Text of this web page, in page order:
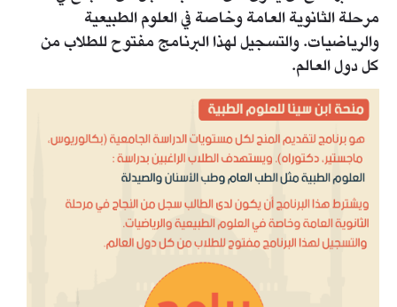
مرحلة الثانوية العامة وخاصة في العلوم الطبيعية
والرياضيات. والتسجيل لهذا البرنامج مفتوح للطلاب من
كل دول العالم.